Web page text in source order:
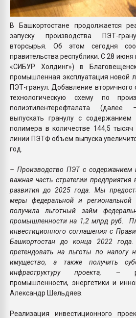
В Башкортостане продолжается
запуску производства ПЭТ-
вторсырья. Об этом сегодня
правительства республики. С 28
«СИБУР Холдинг») в
промышленная эксплуатация новой
ПЭТ-гранул. Добавление
технологическую схему по
полиэтилентерефталата
выпускать гранулу с содержанием
полимера в количестве 144,5
линии ПЭТФ объем выпуска
год.
– Производство ПЭТ с содержанием
важная часть стратегии предприятия
развития до 2025 года. Мы
меры федеральной и региональной
получила льготный займ
промышленности на 1,2 млрд руб.
инвестиционного соглашения с
Башкортостан до конца 2022
претендовать на льготы по налогу
имущество, а также получить
инфраструктуру проекта, –
промышленности, энергетики и
Александр Шельдяев.
Реализация инвестиционного